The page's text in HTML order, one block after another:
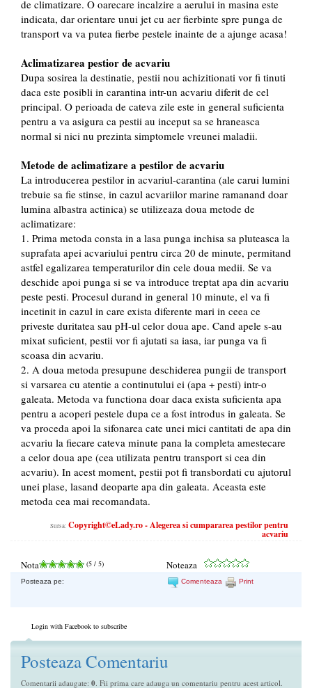
de climatizare. O oarecare incalzire a aerului in masina este
indicata, dar orientare unui jet cu aer fierbinte spre punga de
transport va va putea fierbe pestele inainte de a ajunge acasa!
Aclimatizarea pestior de acvariu
Dupa sosirea la destinatie, pestii nou achizitionati vor fi tinuti
daca este posibli in carantina intr-un acvariu diferit de cel
principal. O perioada de cateva zile este in general suficienta
pentru a va asigura ca pestii au inceput sa se hraneasca
normal si nici nu prezinta simptomele vreunei maladii.
Metode de aclimatizare a pestilor de acvariu
La introducerea pestilor in acvariul-carantina (ale carui lumini
trebuie sa fie stinse, in cazul acvariilor marine ramanand doar
lumina albastra actinica) se utilizeaza doua metode de
aclimatizare:
1. Prima metoda consta in a lasa punga inchisa sa pluteasca la
suprafata apei acvariului pentru circa 20 de minute, permitand
astfel egalizarea temperaturilor din cele doua medii. Se va
deschide apoi punga si se va introduce treptat apa din acvariu
peste pesti. Procesul durand in general 10 minute, el va fi
incetinit in cazul in care exista diferente mari in ceea ce
priveste duritatea sau pH-ul celor doua ape. Cand apele s-au
mixat suficient, pestii vor fi ajutati sa iasa, iar punga va fi
scoasa din acvariu.
2. A doua metoda presupune deschiderea pungii de transport
si varsarea cu atentie a continutului ei (apa + pesti) intr-o
galeata. Metoda va functiona doar daca exista suficienta apa
pentru a acoperi pestele dupa ce a fost introdus in galeata. Se
va proceda apoi la sifonarea cate unei mici cantitati de apa din
acvariu la fiecare cateva minute pana la completa amestecare
a celor doua ape (cea utilizata pentru transport si cea din
acvariu). In acest moment, pestii pot fi transbordati cu ajutorul
unei plase, lasand deoparte apa din galeata. Aceasta este
metoda cea mai recomandata.
Sursa: Copyright©eLady.ro - Alegerea si cumpararea pestilor pentru
acvariu
Nota (5 / 5) Noteaza
Posteaza pe: Comenteaza Print
Login with Facebook to subscribe
Posteaza Comentariu
Comentarii adaugate: 0 . Fii prima care adauga un comentariu pentru acest articol.